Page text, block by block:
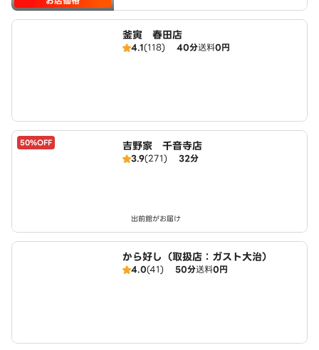
釜寅 春田店
4.1(118) 40分送料0円
50%OFF 吉野家 千音寺店
3.9(271) 32分
出前館がお届け
から好し（取扱店：ガスト大治）
4.0(41) 50分送料0円